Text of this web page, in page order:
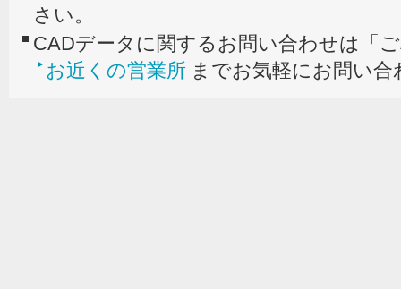
さい。
CADデータに関するお問い合わせは「
お近くの営業所 までお気軽にお問い